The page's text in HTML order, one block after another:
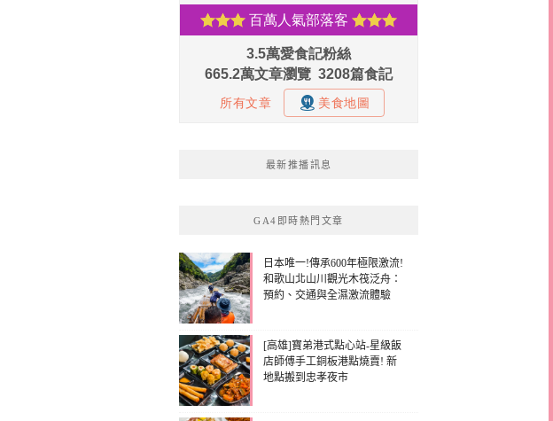
最新推播訊息
GA4即時熱門文章
日本唯一!傳承600年極限激流!
和歌山北山川觀光木筏泛舟：
預約、交通與全濕激流體驗
[高雄]寶弟港式點心站-星級飯
店師傅手工銅板港點燒賣! 新
地點搬到忠孝夜市